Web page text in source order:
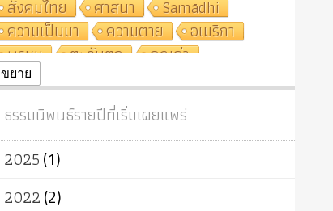
สังคมไทย
ศาสนา
Samādhi
ความเป็นมา
ความตาย
อเมริกา
พรหม
ตะวันตก
คุณค่า
ปฏิจจสมุปบาท
ศาสนาประจำชาติ
ผู้บริโภค
ธรรมาธิปไตย
การแยกรัฐกับศาสนา
ธรรมชาติ
เทคโนโลยี
พุทธบริษัท
ขยาย
ธรรมนิพนธ์รายปีที่เริ่มเผยแพร่
2025(1)
2022(2)